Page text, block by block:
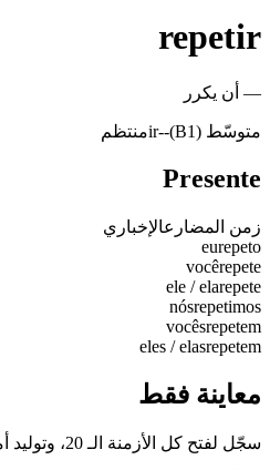
repetir
— أن يكرر
متوسّط (B1) -
-ir منتظم
Presente
زمن المضارعالإخباري
eurepeto
vocêrepete
ele / elarepete
nósrepetimos
vocêsrepetem
eles / elasrepetem
معاينة فقط
سجّل لفتح كل الأزمنة الـ 20، وتوليد أمثلة لا محدودة بالذكاء الاصطناعي، والتمرّن على هذا الفعل وغيره من أفعال البرتغالية البرازيلية مع وضع تدريب تصريف الأفعال لدينا.